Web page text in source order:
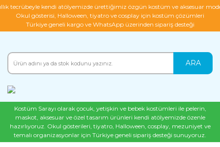
tecrübeyle kendi atölyemizde ürettiğimiz özgün kostüm ve aksesuar
Okul gösterisi, Halloween, tiyatro ve cosplay için kostüm çözümleri
Türkiye geneli kargo ve WhatsApp üzerinden sipariş desteği
ARA
Kostüm Sarayı olarak çocuk, yetişkin ve bebek kostümleri ile pelerin,
maskot, aksesuar ve özel tasarım ürünleri kendi atölyemizde özenle
hazırlıyoruz. Okul gösterileri, tiyatro, Halloween, cosplay, mezuniyet ve
temalı organizasyonlar için Türkiye geneli sipariş desteği sunuyoruz.